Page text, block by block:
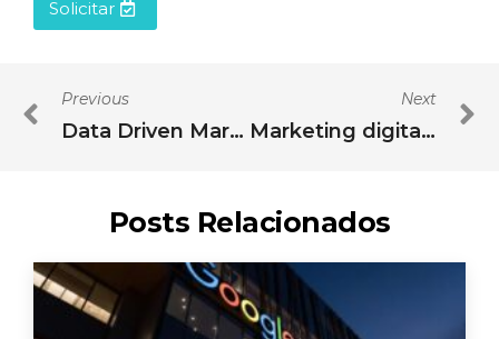
Solicitar
Previous
Data Driven Marketing: tudo que você precisa saber e como aplicar no seu negócio
Next
Marketing digital no RH: motivos para você aplicar na sua empresa
Posts Relacionados